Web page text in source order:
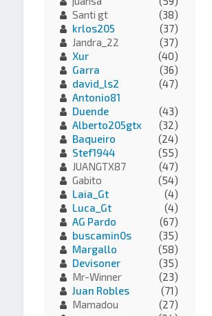
Santi gt
(38)
krlos205
(37)
Jandra_22
(37)
Xur
(40)
Garra
(36)
david_ls2
(47)
Antonio81
Duende
(43)
Alberto205gtx
(32)
Baqueiro
(24)
Stef1944
(55)
JUANGTX87
(47)
Gabito
(54)
Laia_Gt
(4)
Luca_Gt
(4)
AG Pardo
(67)
buscamin0s
(35)
Margallo
(58)
Devisoner
(35)
Mr-Winner
(23)
Juan Robles
(71)
Mamadou
(27)